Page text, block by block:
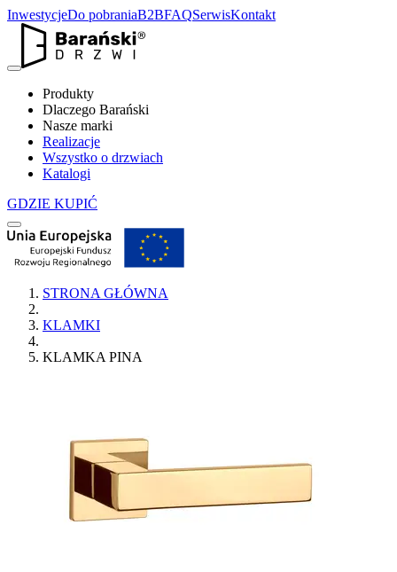
InwestycjeDo pobraniaB2BFAQSerwisKontakt
Produkty
Dlaczego Barański
Nasze marki
Realizacje
Wszystko o drzwiach
Katalogi
GDZIE KUPIĆ
STRONA GŁÓWNA
KLAMKI
KLAMKA PINA